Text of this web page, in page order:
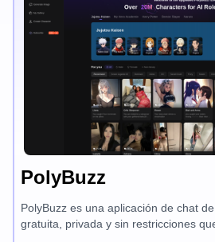
CharmIQ revoluciona la forma en que
la IA para acelerar su productividad y
PolyBuzz
PolyBuzz es una aplicación de chat
gratuita, privada y sin restricciones